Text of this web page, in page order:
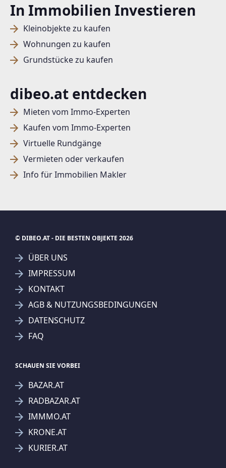
In Immobilien Investieren
Kleinobjekte zu kaufen
Wohnungen zu kaufen
Grundstücke zu kaufen
dibeo.at entdecken
Mieten vom Immo-Experten
Kaufen vom Immo-Experten
Virtuelle Rundgänge
Vermieten oder verkaufen
Info für Immobilien Makler
© DIBEO.AT - DIE BESTEN OBJEKTE 2026
ÜBER UNS
IMPRESSUM
KONTAKT
AGB & NUTZUNGSBEDINGUNGEN
DATENSCHUTZ
FAQ
SCHAUEN SIE VORBEI
BAZAR.AT
RADBAZAR.AT
IMMMO.AT
KRONE.AT
KURIER.AT